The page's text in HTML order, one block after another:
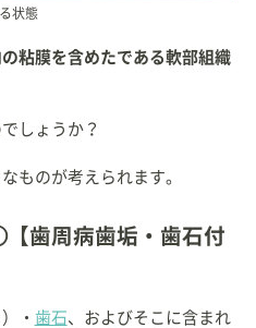
状態
粘膜を含めたである軟部組織
しょうか？
ものが考えられます。
歯周病歯垢・歯石付
・ 歯石、およびそこに含まれ